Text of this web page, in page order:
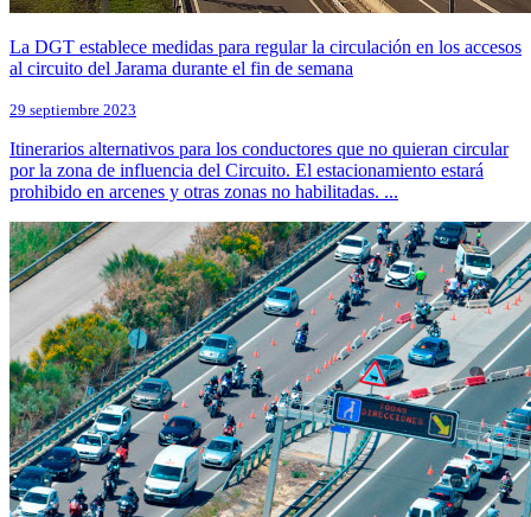
La DGT establece medidas para regular la circulación en los accesos
al circuito del Jarama durante el fin de semana
29 septiembre 2023
Itinerarios alternativos para los conductores que no quieran circular
por la zona de influencia del Circuito. El estacionamiento estará
prohibido en arcenes y otras zonas no habilitadas. ...